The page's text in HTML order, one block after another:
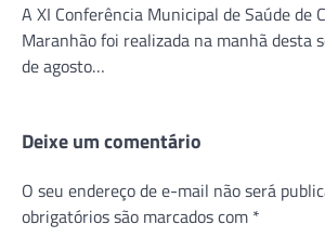
A XI Conferência Municipal de Saúde de
Maranhão foi realizada na manhã desta
de agosto…
Deixe um comentário
O seu endereço de e-mail não será
obrigatórios são marcados com *